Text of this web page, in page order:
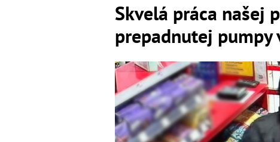
Skvelá práca našej
prepadnutej pumpy